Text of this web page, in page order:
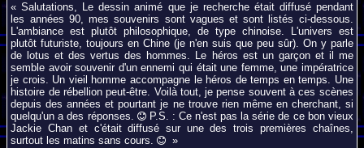
« Salutations, Le dessin animé que je recherche était diffusé pendant
les années 90, mes souvenirs sont vagues et sont listés ci-dessous.
L'ambiance est plutôt philosophique, de type chinoise. L'univers est
plutôt futuriste, toujours en Chine (je n'en suis que peu sûr). On y parle
de lotus et des vertus des hommes. Le héros est un garçon et il me
semble avoir souvenir d'un ennemi qui était une femme, une impératrice
je crois. Un vieil homme accompagne le héros de temps en temps. Une
histoire de rébellion peut-être. Voilà tout, je pense souvent à ces scènes
depuis des années et pourtant je ne trouve rien même en cherchant, si
quelqu'un a des réponses.
P.S. : Ce n'est pas la série de ce bon vieux
Jackie Chan et c'était diffusé sur une des trois premières chaînes,
surtout les matins sans cours.
»